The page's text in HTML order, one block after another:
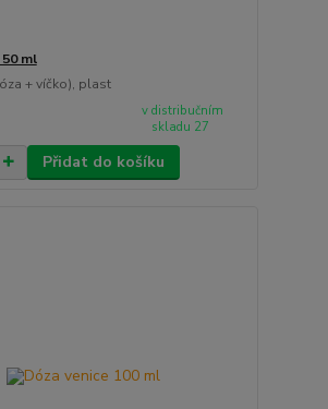
ml
+ víčko), plast
v distribučním
skladu 27
Přidat do košíku